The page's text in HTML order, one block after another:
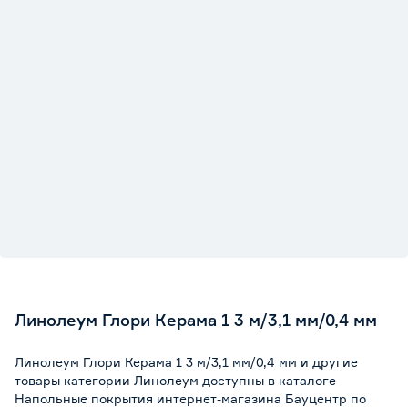
Линолеум Глори Керама 1 3 м/3,1 мм/0,4 мм
Линолеум Глори Керама 1 3 м/3,1 мм/0,4 мм и другие
товары категории Линолеум доступны в каталоге
Напольные покрытия интернет-магазина Бауцентр по